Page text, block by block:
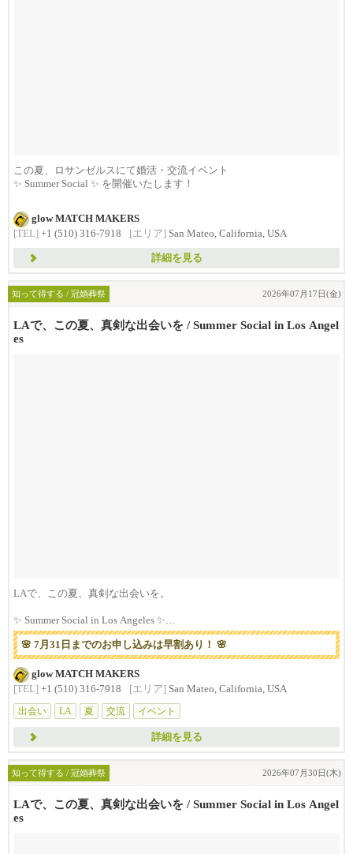
この夏、ロサンゼルスにて婚活・交流イベント
✨ Summer Social ✨ を開催いたします！
...
glow MATCH MAKERS
[TEL] +1 (510) 316-7918 [エリア] San Mateo, California, USA
詳細を見る
知って得する / 冠婚葬祭 2026年07月17日(金)
LAで、この夏、真剣な出会いを / Summer Social in Los Angel
es
LAで、この夏、真剣な出会いを。
✨ Summer Social in Los Angeles ✨
...
🌸 7月31日までのお申し込みは早割あり！ 🌸
glow MATCH MAKERS
[TEL] +1 (510) 316-7918 [エリア] San Mateo, California, USA
出会い
LA 夏 交流 イベント
詳細を見る
知って得する / 冠婚葬祭 2026年07月30日(木)
LAで、この夏、真剣な出会いを / Summer Social in Los Angel
es